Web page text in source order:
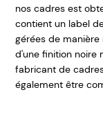
nos cadres est
contient un label
gérées de
d'une finition noire
fabricant de
également être